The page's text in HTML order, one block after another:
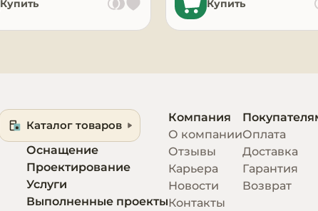
Купить Купить
Каталог товаров
Оснащение
Проектирование
Услуги
Выполненные проекты
Компания
О компании
Отзывы
Карьера
Новости
Контакты
Оплата
Доставка
Гарантия
Возврат